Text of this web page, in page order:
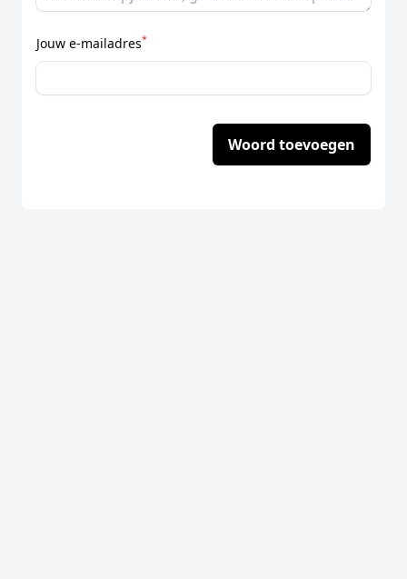
Jouw e-mailadres*
Woord toevoegen